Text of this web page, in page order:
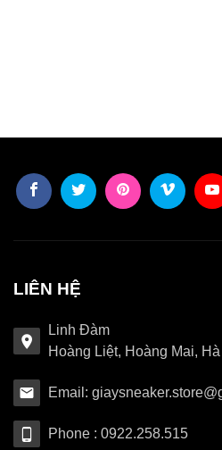
LIÊN HỆ
Linh Đàm
Hoàng Liệt, Hoàng Mai,
Email:
Phone : 0922.258.515